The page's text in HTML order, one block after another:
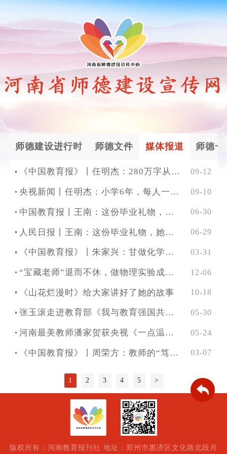
师德建设进行时 师德文件 媒体报道 师德一
《中国教育报》丨任明杰：280万字从教日记里的初心 09-12
央视新闻丨任明杰：小学6年，每人一个满满当当的文件夹！ 09-10
中国教育报丨王南：这份毕业礼物，她准备了三年！ 06-30
人民日报丨王南：这份毕业礼物，她真真儿地准备了三年！ 06-29
《中国教育报》丨朱家兴：甘做化学实验室的“定海神针” 03-31
“宝藏老师”退而不休，做物理实验成网红 12-06
《山花烂漫时》给大家讲好了她的故事 10-18
张玉滚走进教育部《我与教育强国共成长》专栏 05-30
河南最美教师潘家贺获央视《一点温暖》关注 05-24
《中国教育报》丨周荣方：教师的“笃行”是与学生“同行” 03-07
1 2 3 4 5 >
版权所有：河南教育报刊社 地址：郑州市惠济区文化路北段月